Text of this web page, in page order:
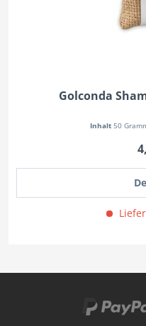
Golconda
Inhalt 50